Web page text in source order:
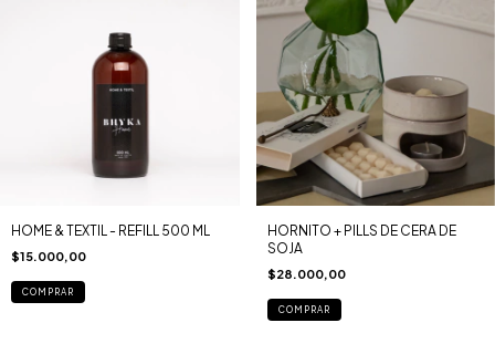
HOME & TEXTIL - REFILL 500 ML
$15.000,00
COMPRAR
HORNITO + PILLS DE CERA DE
SOJA
$28.000,00
COMPRAR